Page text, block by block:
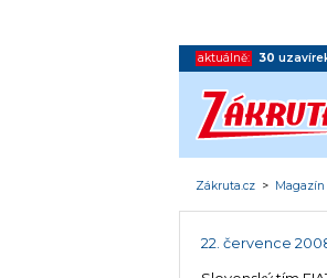
aktuálně: 30
Zákruta.cz > Magazín
22. července